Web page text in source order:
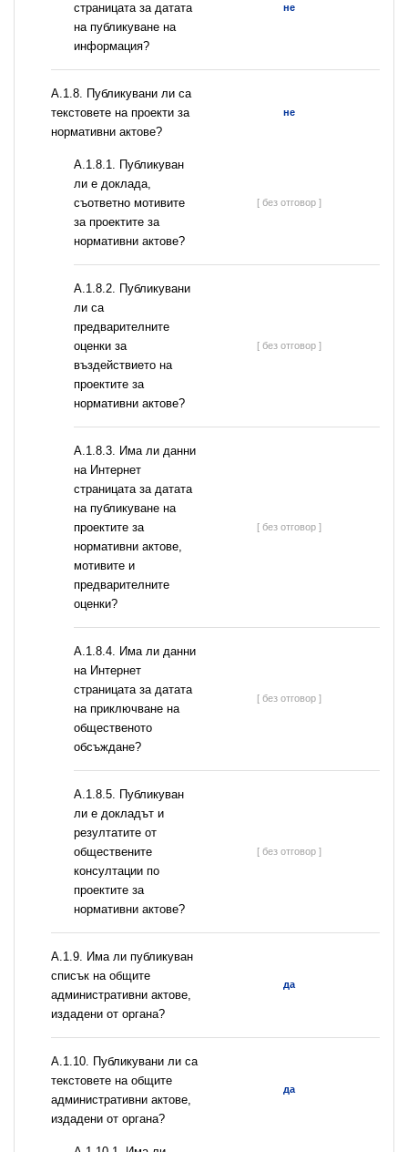
страницата за датата
на публикуване на
информация?
не
А.1.8. Публикувани ли са
текстовете на проекти за
нормативни актове?
не
А.1.8.1. Публикуван
ли е доклада,
съответно мотивите
за проектите за
нормативни актове?
[ без отговор ]
А.1.8.2. Публикувани
ли са
предварителните
оценки за
въздействието на
проектите за
нормативни актове?
[ без отговор ]
A.1.8.3. Има ли данни
на Интернет
страницата за датата
на публикуване на
проектите за
нормативни актове,
мотивите и
предварителните
оценки?
[ без отговор ]
A.1.8.4. Има ли данни
на Интернет
страницата за датата
на приключване на
общественото
обсъждане?
[ без отговор ]
А.1.8.5. Публикуван
ли е докладът и
резултатите от
обществените
консултации по
проектите за
нормативни актове?
[ без отговор ]
А.1.9. Има ли публикуван
списък на общите
административни актове,
издадени от органа?
да
А.1.10. Публикувани ли са
текстовете на общите
административни актове,
издадени от органа?
да